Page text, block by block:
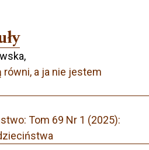
a ja nie jestem
Tom 69 Nr 1 (2025):